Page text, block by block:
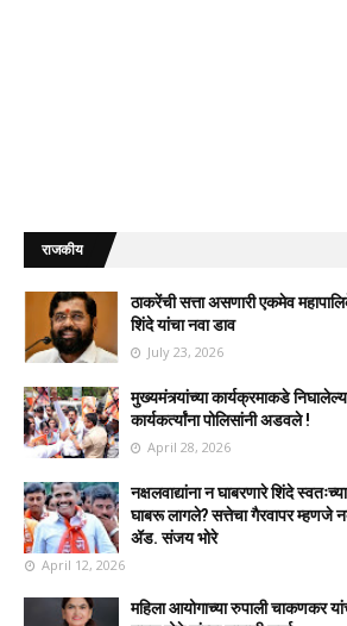
राजकीय
ठाकरेंची सत्ता असणारी एकमेव
शिंदे यांचा नवा डाव
July 23, 2026
मुख्यमंत्र्यांच्या कार्यक्रमाकडे
कार्यकर्त्यांना पोलिसांनी अडवले !
April 28, 2026
नक्षलवाद्यांना न घाबरणारे शिंदे
घाबरू लागले? सत्तेचा गैरवापर म्हणजे
ॲड. संजय भोरे
April 12, 2026
महिला आयोगाच्या रुपाली चाकणकर